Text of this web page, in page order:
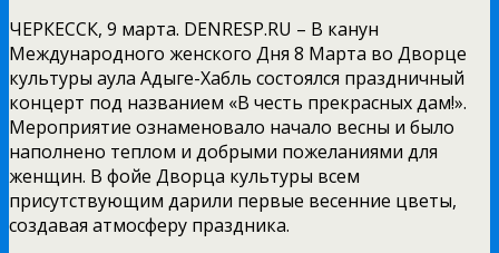
ЧЕРКЕССК, 9 марта. DENRESP.RU – В канун
Международного женского Дня 8 Марта во Дворце
культуры аула Адыге-Хабль состоялся праздничный
концерт под названием «В честь прекрасных дам!».
Мероприятие ознаменовало начало весны и было
наполнено теплом и добрыми пожеланиями для
женщин. В фойе Дворца культуры всем
присутствующим дарили первые весенние цветы,
создавая атмосферу праздника.